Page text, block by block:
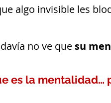
algo invisible les
no ve que su
es la mentalidad…